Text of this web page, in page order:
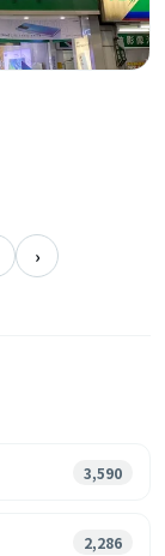
›
3,590
2,286